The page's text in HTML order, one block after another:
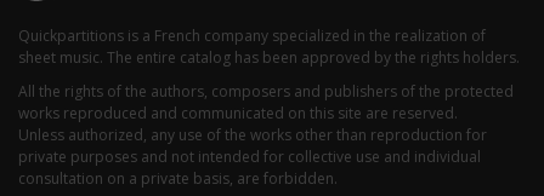
Quickpartitions is a French company specialized in the realization of
sheet music. The entire catalog has been approved by the rights holders.
All the rights of the authors, composers and publishers of the protected
works reproduced and communicated on this site are reserved.
Unless authorized, any use of the works other than reproduction for
private purposes and not intended for collective use and individual
consultation on a private basis, are forbidden.